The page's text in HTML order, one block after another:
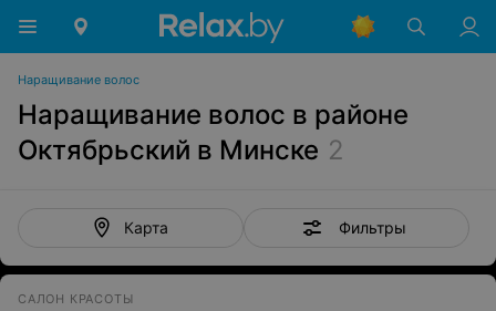
Наращивание волос
Наращивание волос в районе
Октябрьский в Минске 2
Карта Фильтры
САЛОН КРАСОТЫ